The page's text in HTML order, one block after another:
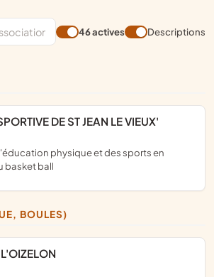
46 actives
Descriptions
SPORTIVE DE ST JEAN LE VIEUX'
basket ball
BOULES)
L'OIZELON